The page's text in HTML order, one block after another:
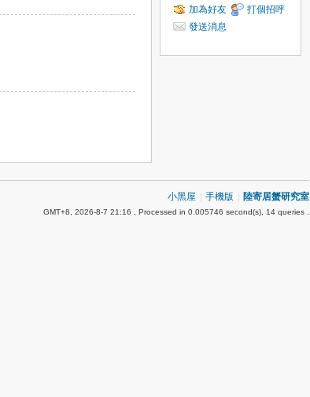
加為好友
打個招呼
發送消息
小黑屋 手機版 陸寄居蟹研究室
GMT+8, 2026-8-7 21:16 , Processed in 0.005746 second(s), 14 queries .